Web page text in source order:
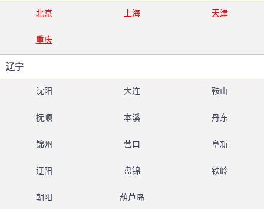
北京 上海 天津
重庆
辽宁
沈阳 大连 鞍山
抚顺 本溪 丹东
锦州 营口 阜新
辽阳 盘锦 铁岭
朝阳 葫芦岛